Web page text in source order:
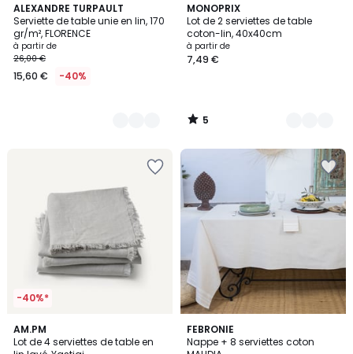
ALEXANDRE TURPAULT
Serviette de table unie en lin, 170
gr/m², FLORENCE
à partir de
26,00 €
15,60 € -40%
14
Couleurs
MONOPRIX
Lot de 2 serviettes de table
coton-lin, 40x40cm
à partir de
7,49 €
5
/
5
4
Couleurs
5
/
-40%*
AM.PM
Lot de 4 serviettes de table en
4,7
/ 5
2
Couleurs
FEBRONIE
Nappe + 8 serviettes coton
10
Couleurs